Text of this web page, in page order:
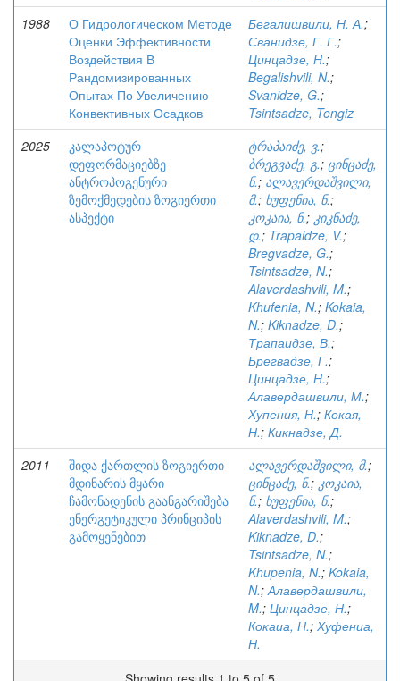
1988
О Гидрологическом Методе
Оценки Эффективности
Воздействия В
Рандомизированных
Опытах По Увеличению
Конвективных Осадков
Бегалишвили, Н. А.;
Сванидзе, Г. Г.;
Цинцадзе, Н.;
Begalishvili, N.;
Svanidze, G.;
Tsintsadze, Tengiz
2025
კალაპოტურ
დეფორმაციებზე
ანტროპოგენური
ზემოქმედების ზოგიერთი
ასპექტი
ტრაპაიძე, ვ.;
ბრეგვაძე, გ.; ცინცაძე,
ნ.; ალავერდაშვილი,
მ.; ხუფენია, ნ.;
კოკაია, ნ.; კიკნაძე,
დ.; Trapaidze, V.;
Bregvadze, G.;
Tsintsadze, N.;
Alaverdashvili, M.;
Khufenia, N.; Kokaia,
N.; Kiknadze, D.;
Трапаидзе, В.;
Брегвадзе, Г.;
Цинцадзе, Н.;
Алавердашвили, М.;
Хупения, Н.; Кокая,
Н.; Кикнадзе, Д.
2011
შიდა ქართლის ზოგიერთი
მდინარის მყარი
ჩამონადენის გაანგარიშება
ენერგეტიკული პრინციპის
გამოყენებით
ალავერდაშვილი, მ.;
ცინცაძე, ნ.; კოკაია,
ნ.; ხუფენია, ნ.;
Alaverdashvili, M.;
Kiknadze, D.;
Tsintsadze, N.;
Khupenia, N.; Kokaia,
N.;Алавердашвили,
M.; Цинцадзе, Н.;
Кокаиа, Н.; Хуфениа,
Н.